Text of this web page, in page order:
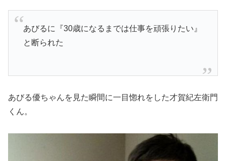
あびるに『30歳になるまでは仕事を頑張りたい』
と断られた
あびる優ちゃんを見た瞬間に一目惚れをした才賀紀左衛門
くん。